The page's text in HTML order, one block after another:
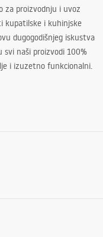
za proizvodnju i uvoz
kupatilske i kuhinjske
dugogodišnjeg iskustva
svi naši proizvodi 100%
i izuzetno funkcionalni.